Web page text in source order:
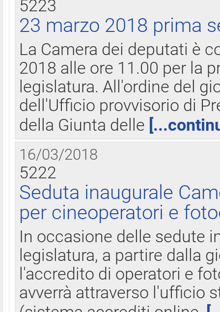
5223
23 marzo 2018 prima
La Camera dei deputati è
2018 alle ore 11.00 per la
legislatura. All'ordine del
dell'Ufficio provvisorio di
della Giunta delle
16/03/2018
5222
Seduta inaugurale
per cineoperatori e
In occasione delle sedute
legislatura, a partire dalla
l'accredito di operatori e
avverrà attraverso l'ufficio